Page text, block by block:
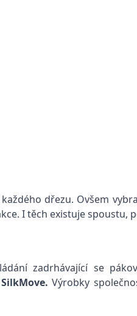
dřezu. Ovšem
I těch existuje spoustu,
zadrhávající se
Výrobky